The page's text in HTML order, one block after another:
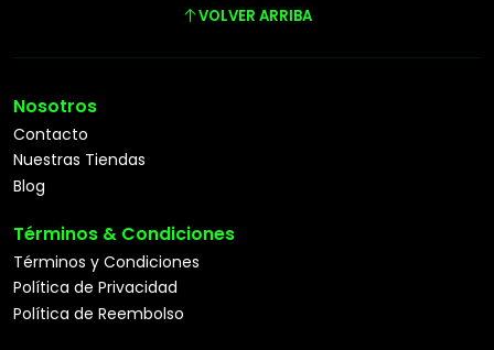
VOLVER ARRIBA
Nosotros
Contacto
Nuestras Tiendas
Blog
Términos & Condiciones
Términos y Condiciones
Política de Privacidad
Política de Reembolso